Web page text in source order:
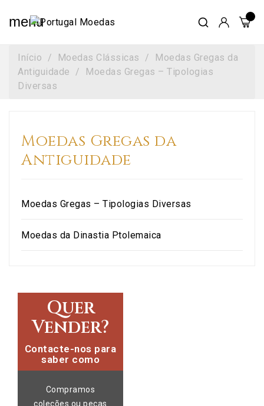
menu
Início Moedas Clássicas
Moedas Gregas da
Antiguidade
Moedas Gregas – Tipologias
Diversas
Moedas Gregas da
Antiguidade
Moedas Gregas – Tipologias Diversas
Moedas da Dinastia Ptolemaica
Quer
Vender?
Contacte-nos para
saber como
Compramos
coleções ou peças